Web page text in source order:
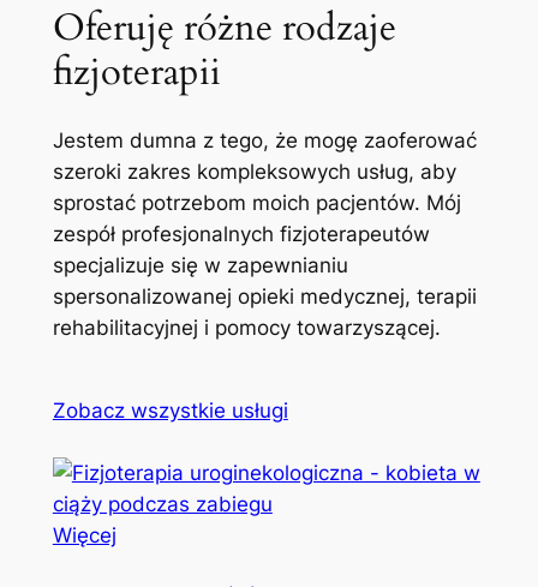
Oferuję różne rodzaje
fizjoterapii
Jestem dumna z tego, że mogę zaoferować
szeroki zakres kompleksowych usług, aby
sprostać potrzebom moich pacjentów. Mój
zespół profesjonalnych fizjoterapeutów
specjalizuje się w zapewnianiu
spersonalizowanej opieki medycznej, terapii
rehabilitacyjnej i pomocy towarzyszącej.
Zobacz wszystkie usługi
Więcej